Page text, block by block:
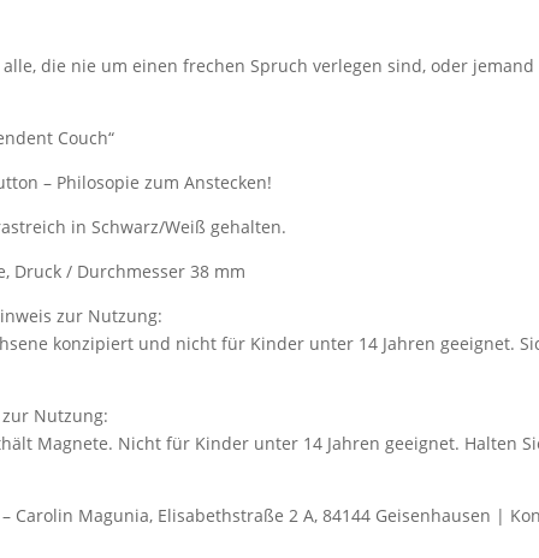
die nie um einen frechen Spruch verlegen sind, oder
Couch“
– Philosopie zum Anstecken!
in Schwarz/Weiß gehalten.
Druck / Durchmesser 38 mm
zur Nutzung:
konzipiert und nicht für Kinder unter 14 Jahren geeignet.
Nutzung:
Magnete. Nicht für Kinder unter 14 Jahren geeignet. Halten
Carolin Magunia, Elisabethstraße 2 A, 84144 Geisenhausen |